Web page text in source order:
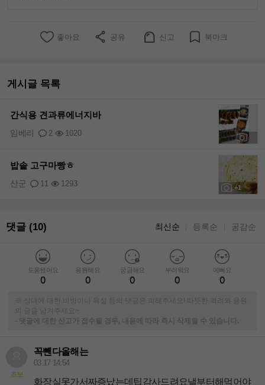
좋아요 공유 신고 북마크
게시글 목록
간식용 견과류에너지바
2 1020
임베리
+1
밥솥 고구마빵ㅎ
11 1293
산군
댓글 (10) 최신순 등록순 공감순
도움됐어요
0
응원해요
0
궁금해요
0
부러워요
0
예뻐요
0
※ 상대에 대한 비방이나 욕설 등의 댓글은 피해주세요! 따뜻한 격려와 응원
의 글을 남겨주세요~
-
댓글에 대한 신고가 접수될 경우, 내용에 따라 즉시 삭제될 수 있습니다.
초보
꼭뺀다올해는
03.17 14:54
화장실못가서짜증났는데팁감사드려요낼부터해먹어야